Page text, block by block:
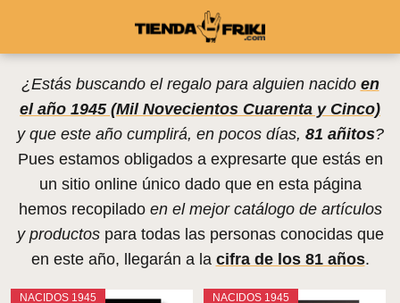
¿Estás buscando el regalo para alguien nacido en
el año 1945 (Mil Novecientos Cuarenta y Cinco)
y que este año cumplirá, en pocos días, 81 añitos?
Pues estamos obligados a expresarte que estás en
un sitio online único dado que en esta página
hemos recopilado en el mejor catálogo de artículos
y productospara todas las personas conocidas que
en este año, llegarán a la cifra de los 81 años.
NACIDOS 1945 NACIDOS 1945